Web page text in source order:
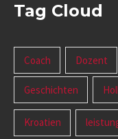
Tag Cloud
Coach Dozent
Geschichten
Kroatien